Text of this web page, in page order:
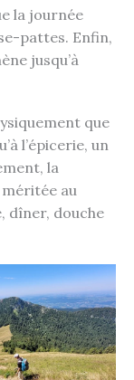
la journée
pattes. Enfin,
jusqu’à
que
l’épicerie, un
la
méritée au
dîner, douche